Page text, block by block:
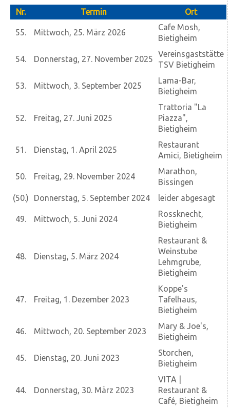
Nr. Termin Ort
55. Mittwoch, 25. März 2026
Cafe Mosh,
Bietigheim
54. Donnerstag, 27. November 2025
Vereinsgaststätte
TSV Bietigheim
53. Mittwoch, 3. September 2025
Lama-Bar,
Bietigheim
52. Freitag, 27. Juni 2025
Trattoria "La
Piazza",
Bietigheim
51. Dienstag, 1. April 2025
Restaurant
Amici, Bietigheim
50. Freitag, 29. November 2024
Marathon,
Bissingen
(50.)
Donnerstag, 5. September 2024 leider abgesagt
49. Mittwoch, 5. Juni 2024
Rossknecht,
Bietigheim
48. Dienstag, 5. März 2024
Restaurant &
Weinstube
Lehmgrube,
Bietigheim
47. Freitag, 1. Dezember 2023
Koppe's
Tafelhaus,
Bietigheim
46. Mittwoch, 20. September 2023
Mary & Joe's,
Bietigheim
45. Dienstag, 20. Juni 2023
Storchen,
Bietigheim
44. Donnerstag, 30. März 2023
VITA |
Restaurant &
Café, Bietigheim